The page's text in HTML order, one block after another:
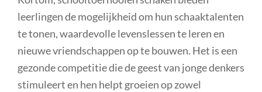
leerlingen de mogelijkheid om hun schaaktalenten
te tonen, waardevolle levenslessen te leren en
nieuwe vriendschappen op te bouwen. Het is een
gezonde competitie die de geest van jonge denkers
stimuleert en hen helpt groeien op zowel